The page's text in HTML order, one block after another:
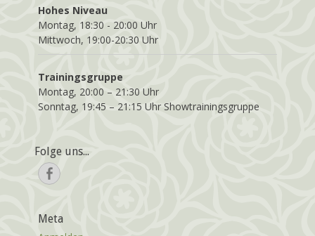
Hohes Niveau
Montag, 18:30 - 20:00 Uhr
Mittwoch, 19:00-20:30 Uhr
Trainingsgruppe
Montag, 20:00 – 21:30 Uhr
Sonntag, 19:45 – 21:15 Uhr Showtrainingsgruppe
Folge uns...
Facebook
Meta